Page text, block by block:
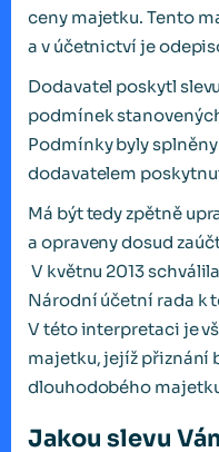
ceny majetku. Tento
a v účetnictví je
Dodavatel poskytl
podmínek
Podmínky byly
dodavatelem
Má být tedy zpětně
a opraveny dosud
V květnu 2013
Národní účetní rada k
V této interpretaci je
majetku, jejíž přiznání
dlouhodobého
Jakou slevu